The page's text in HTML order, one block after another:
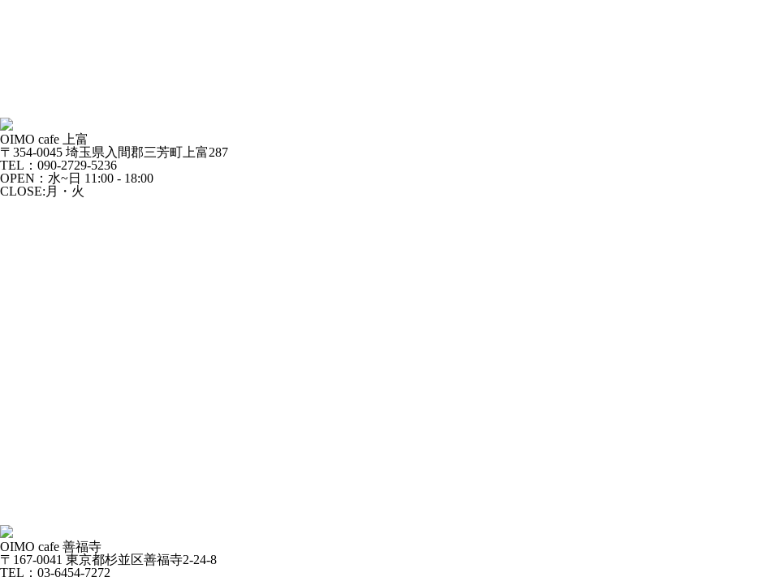
OIMO cafe 上富
〒354-0045 埼玉県入間郡三芳町上富287
TEL：090-2729-5236
OPEN：水~日 11:00 - 18:00
CLOSE:月・火
OIMO cafe 善福寺
〒167-0041 東京都杉並区善福寺2-24-8
TEL：03-6454-7272